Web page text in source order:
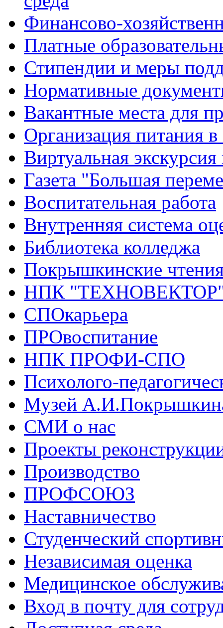
Финансово-
Платные
Стипендии и меры
Нормативные
Вакантные места для
Организация питания в
Виртуальная
Газета "Большая
Воспитательная работа
Внутренняя система
Библиотека колледжа
Покрышкинские
НПК
СПОкарьера
ПРОвоспитание
НПК ПРОФИ-СПО
Психолого-
Музей
СМИ о нас
Проекты
Производство
ПРОФСОЮЗ
Наставничество
Студенческий
Независимая оценка
Медицинское
Вход в почту для